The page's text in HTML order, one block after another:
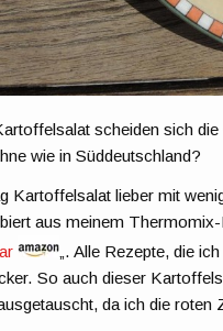
scheiden sich
wie in Süddeutschland?
Kartoffelsalat lieber mit
aus meinem Thermomix-
„. Alle Rezepte, die
So auch dieser
da ich die